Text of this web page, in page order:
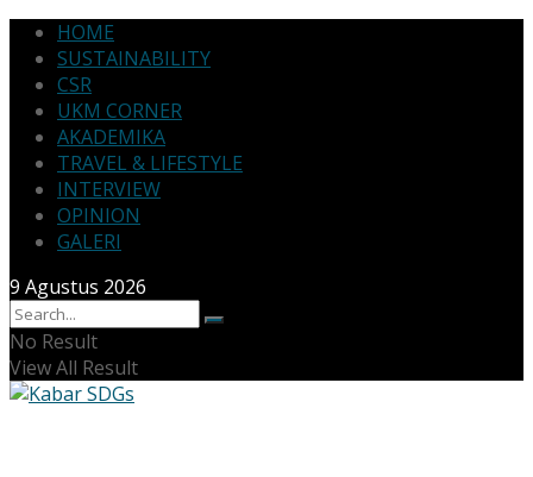
HOME
SUSTAINABILITY
CSR
UKM CORNER
AKADEMIKA
TRAVEL & LIFESTYLE
INTERVIEW
OPINION
GALERI
9 Agustus 2026
No Result
View All Result